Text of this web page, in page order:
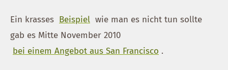
Ein krasses Beispiel wie man es nicht tun sollte
gab es Mitte November 2010
bei einem Angebot aus San Francisco .